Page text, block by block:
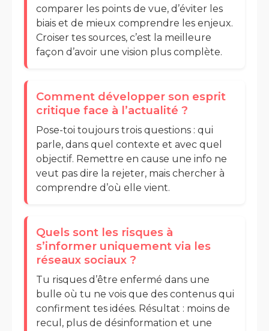
comparer les points de vue, d’éviter les
biais et de mieux comprendre les enjeux.
Croiser tes sources, c’est la meilleure
façon d’avoir une vision plus complète.
Comment développer son esprit
critique face à l’actualité ?
Pose-toi toujours trois questions : qui
parle, dans quel contexte et avec quel
objectif. Remettre en cause une info ne
veut pas dire la rejeter, mais chercher à
comprendre d’où elle vient.
Quels sont les risques à
s’informer uniquement via les
réseaux sociaux ?
Tu risques d’être enfermé dans une
bulle où tu ne vois que des contenus qui
confirment tes idées. Résultat : moins de
recul, plus de désinformation et une